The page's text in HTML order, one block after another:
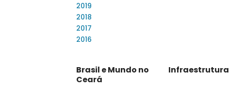
2019
2018
2017
2016
Brasil e Mundo no
Ceará
Infraestrutura